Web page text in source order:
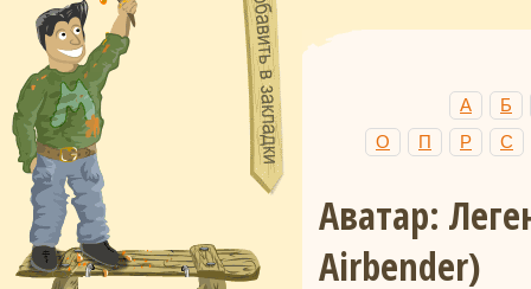
А
Б
О
П Р С
Аватар:
Airbender)